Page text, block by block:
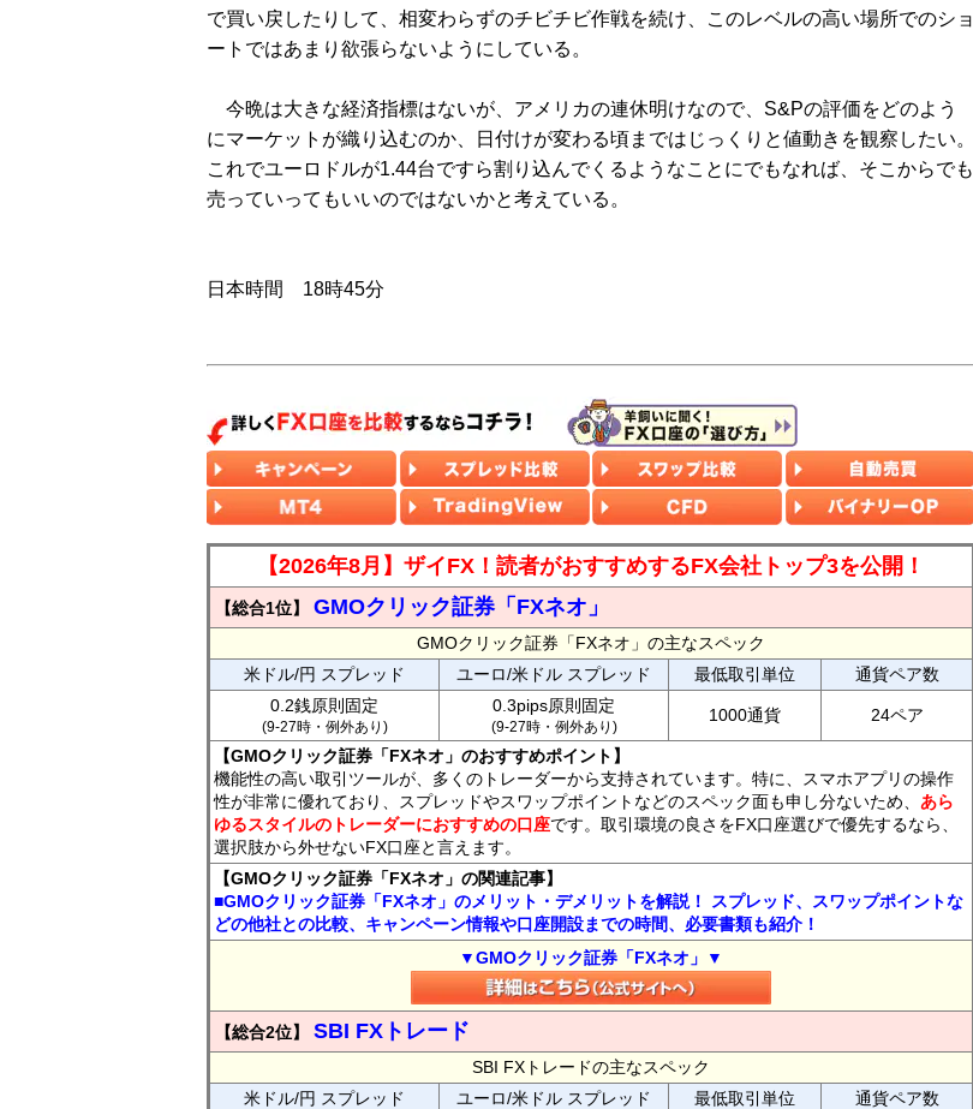
で買い戻したりして、相変わらずのチビチビ作戦を続け、このレベルの高い場所でのショ
ートではあまり欲張らないようにしている。
今晩は大きな経済指標はないが、アメリカの連休明けなので、S&Pの評価をどのよう
にマーケットが織り込むのか、日付けが変わる頃まではじっくりと値動きを観察したい。
これでユーロドルが1.44台ですら割り込んでくるようなことにでもなれば、そこからでも
売っていってもいいのではないかと考えている。
日本時間 18時45分
【2026年8月】ザイFX！読者がおすすめするFX会社トップ3を公開！
【総合1位】 GMOクリック証券「FXネオ」
GMOクリック証券「FXネオ」の主なスペック
米ドル/円 スプレッド
ユーロ/米ドル スプレッド 最低取引単位
通貨ペア数
0.2銭原則固定
(9-27時・例外あり)
0.3pips原則固定
(9-27時・例外あり)
1000通貨 24ペア
【GMOクリック証券「FXネオ」のおすすめポイント】
機能性の高い取引ツールが、多くのトレーダーから支持されています。特に、スマホアプリの操作
性が非常に優れており、スプレッドやスワップポイントなどのスペック面も申し分ないため、 あら
ゆるスタイルのトレーダーにおすすめの口座です。取引環境の良さをFX口座選びで優先するなら、
選択肢から外せないFX口座と言えます。
【GMOクリック証券「FXネオ」の関連記事】
■GMOクリック証券「FXネオ」のメリット・デメリットを解説！ スプレッド、スワップポイントな
どの他社との比較、キャンペーン情報や口座開設までの時間、必要書類も紹介！
▼GMOクリック証券「FXネオ」▼
【総合2位】 SBI FXトレード
SBI FXトレードの主なスペック
米ドル/円 スプレッド
ユーロ/米ドル スプレッド 最低取引単位
通貨ペア数